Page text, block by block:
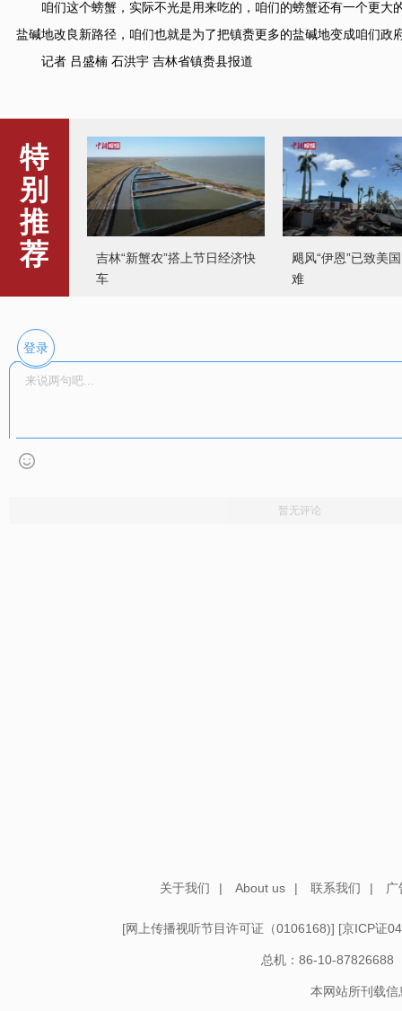
咱们这个螃蟹，实际不光是用来吃的，咱们的螃蟹还有一个更大
盐碱地改良新路径，咱们也就是为了把镇赉更多的盐碱地变成咱们政
记者 吕盛楠 石洪宇 吉林省镇赉县报道
特
别
推
荐
吉林“新蟹农”搭上节日经济快
车
飓风“伊恩”已致美
难
浸式“云”游
老活动
登录
暂无评论
关于我们 | About us | 联系我们 |
[网上传播视听节目许可证（0106168)] [京ICP证
总机：86-10-87826688
本网站所刊载